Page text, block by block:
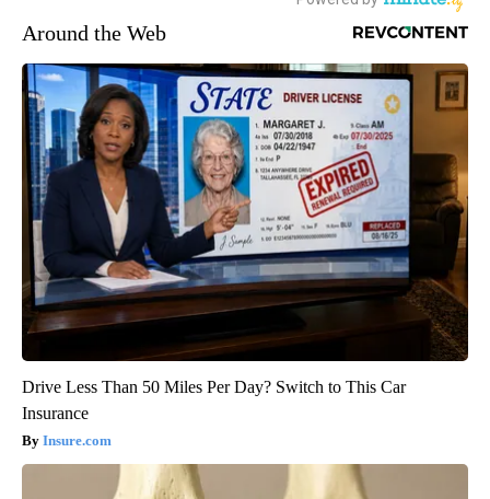
Around the Web
Drive Less Than 50 Miles Per Day? Switch to This Car
Insurance
Insure.com